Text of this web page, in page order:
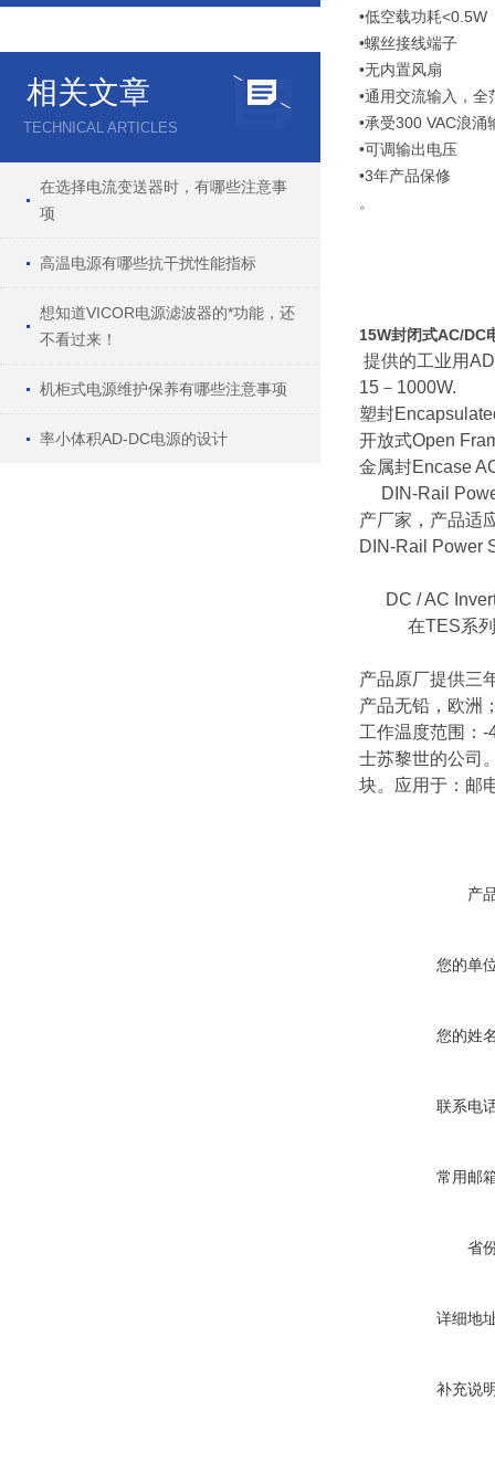
相关文章
TECHNICAL ARTICLES
在选择电流变送器时，有哪些注意事
项
高温电源有哪些抗干扰性能指标
想知道VICOR电源滤波器的*功能，还
不看过来！
机柜式电源维护保养有哪些注意事项
率小体积AD-DC电源的设计
•低空载功耗<0.5W
•螺丝接线端子
•无内置风扇
•通用交流输入，全
•承受300 VAC浪涌
•可调输出电压
•3年产品保修
。
15W封闭式AC/DC
提供的工业用
15 － 1000W.
塑封
开放式Open
金属封Encase
DIN-Rail
产厂家，产品适
DIN-Rail Power
DC / AC
在TES系
产品原厂提供三
产品无铅，欧洲
工作温度范围： -
士苏黎世的公司
块。应用于：邮
产
您的单
您的姓
联系电
常用邮
省
详细地
补充说